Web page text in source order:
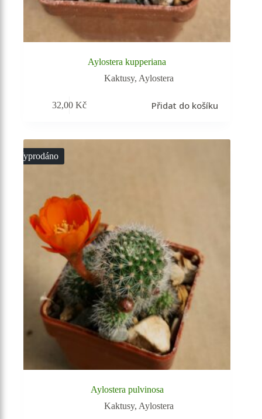
Aylostera kupperiana
Kaktusy, Aylostera
32,00Kč Přidat do košíku
Vyprodáno
Aylostera pulvinosa
Kaktusy, Aylostera